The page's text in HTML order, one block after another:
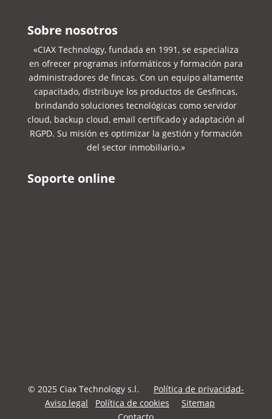
Sobre nosotros
«CIAX Technology, fundada en 1991, se especializa
en ofrecer programas informáticos y formación para
administradores de fincas. Con un equipo altamente
capacitado, distribuye los productos de Gesfincas,
brindando soluciones tecnológicas como servidor
cloud, backup cloud, email certificado y adaptación al
RGPD. Su misión es optimizar la gestión y formación
del sector inmobiliario.»
Soporte online
© 2025 Ciax Technology s.l. Política de privacidad-
Aviso legal
Política de cookies
Sitemap